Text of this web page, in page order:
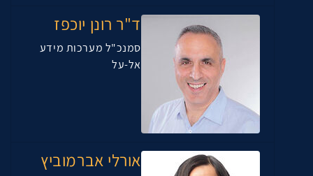
ד"ר רונן יוכפז
סמנכ"ל מערכות מידע
אל-על
אורלי אברמוביץ